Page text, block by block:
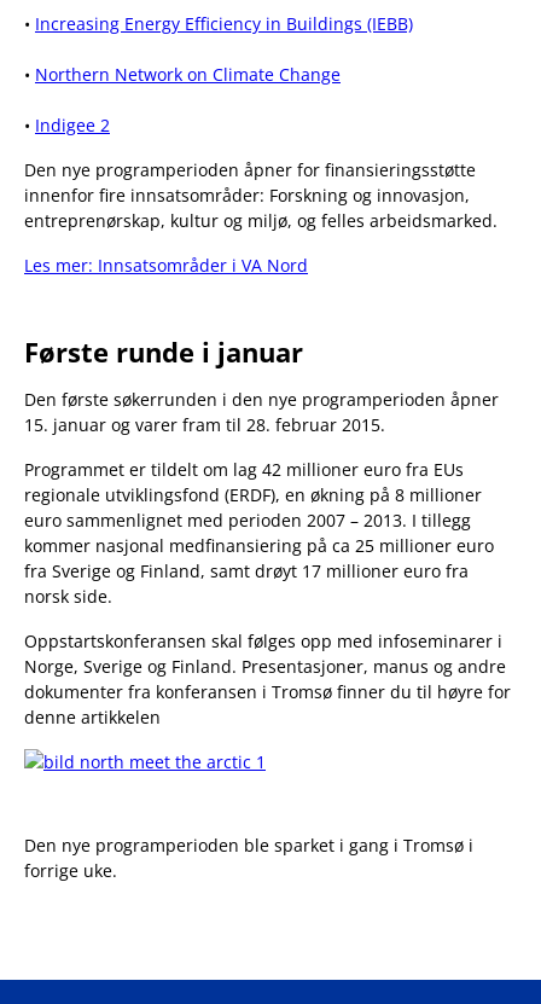
• Increasing Energy Efficiency in Buildings (IEBB)
• Northern Network on Climate Change
• Indigee 2
Den nye programperioden åpner for finansieringsstøtte
innenfor fire innsatsområder: Forskning og innovasjon,
entreprenørskap, kultur og miljø, og felles arbeidsmarked.
Les mer: Innsatsområder i VA Nord
Første runde i januar
Den første søkerrunden i den nye programperioden åpner
15. januar og varer fram til 28. februar 2015.
Programmet er tildelt om lag 42 millioner euro fra EUs
regionale utviklingsfond (ERDF), en økning på 8 millioner
euro sammenlignet med perioden 2007 – 2013. I tillegg
kommer nasjonal medfinansiering på ca 25 millioner euro
fra Sverige og Finland, samt drøyt 17 millioner euro fra
norsk side.
Oppstartskonferansen skal følges opp med infoseminarer i
Norge, Sverige og Finland. Presentasjoner, manus og andre
dokumenter fra konferansen i Tromsø finner du til høyre for
denne artikkelen
Den nye programperioden ble sparket i gang i Tromsø i
forrige uke.